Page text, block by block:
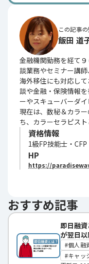
この記事
飯田 道
金融機関勤務を経て
談業務やセミナー講
海外移住にも対応し
談や金融・保険情報
ーやスキューバーダ
現在は、数秘＆カラ
ち、カラーセラピスト
資格情報
1級FP技能士・
HP
https://
おすすめ記事
即日融
が翌日
個人融
キャッ